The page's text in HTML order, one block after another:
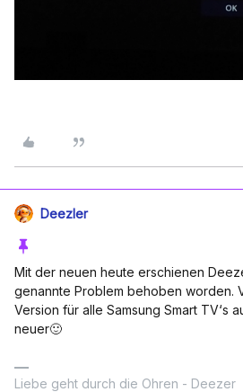
Deezler
Mit der neuen heute erschienen
genannte Problem behoben worden.
Version für alle Samsung Smart TV‘s
neuer🙂
Liebe geht durch die Ohren - Deezer